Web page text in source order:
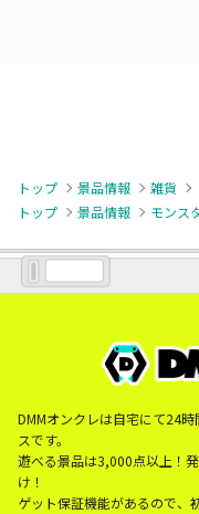
トップ 景品情報 雑貨
トップ
景品情報 モンス
DMMオンクレは自宅にて24
スです。
遊べる景品は3,000点以上！
け！
ゲット保証機能があるので、